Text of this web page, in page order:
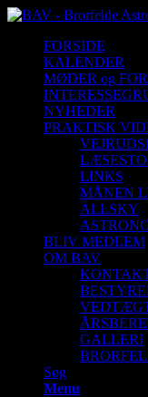
FORSIDE
KALENDER
MØDER og
NYHEDER
PRAKTISK
LINKS
MÅNEN
ALLSKY
BLIV MEDLEM
OM BAV
GALLERI
Søg
Menu